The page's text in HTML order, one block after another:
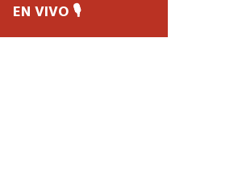
EN VIVO 🎙️